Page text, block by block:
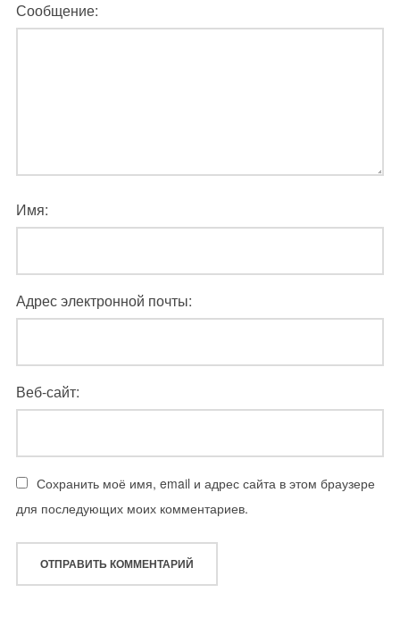
Сообщение:
Имя:
Адрес электронной почты:
Веб-сайт:
Сохранить моё имя, email и адрес сайта в этом браузере
для последующих моих комментариев.